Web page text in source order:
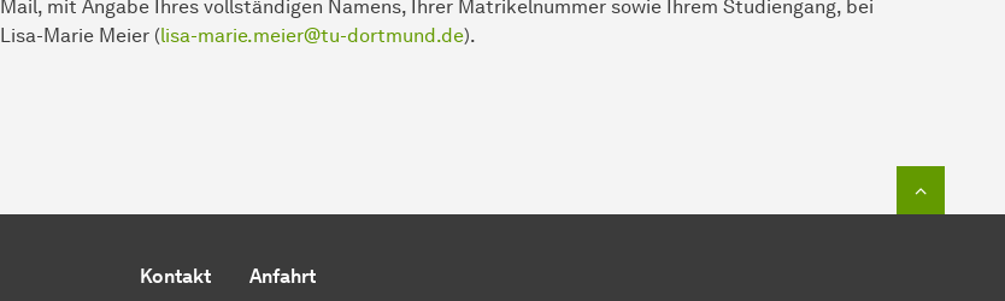
Mail, mit Angabe Ihres vollständigen Namens, Ihrer Matrikelnummer sowie Ihrem Studiengang, bei
Lisa-Marie Meier (lisa-marie.meier@tu-dortmund.de).
Kontakt Anfahrt